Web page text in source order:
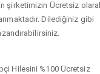
şirketimizin Ücretsiz
Dilediğiniz gibi
Hilesini %100 Ücretsiz